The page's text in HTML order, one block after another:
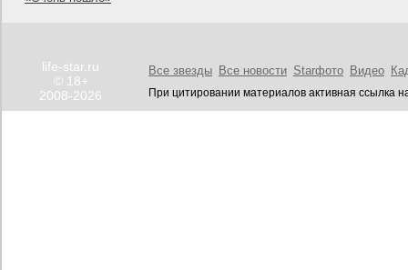
life-star.ru
© 18+
2008-2026
Все звезды Все новости Starфото Видео
При цитировании материалов активная ссылка